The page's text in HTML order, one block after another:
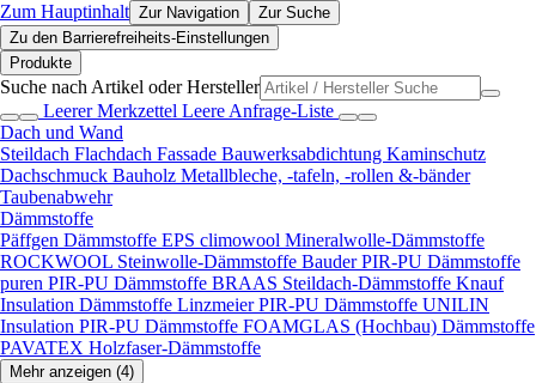
Zum Hauptinhalt Zur Navigation
Zur Suche
Zu den Barrierefreiheits-Einstellungen
Produkte
Suche nach Artikel oder Hersteller
Leerer Merkzettel Leere Anfrage-Liste
Dach und Wand
Steildach Flachdach Fassade Bauwerksabdichtung Kaminschutz
Dachschmuck Bauholz Metallbleche, -tafeln, -rollen &-bänder
Taubenabwehr
Dämmstoffe
Päffgen Dämmstoffe EPS climowool Mineralwolle-Dämmstoffe
ROCKWOOL Steinwolle-Dämmstoffe Bauder PIR-PU Dämmstoffe
puren PIR-PU Dämmstoffe BRAAS Steildach-Dämmstoffe Knauf
Insulation Dämmstoffe Linzmeier PIR-PU Dämmstoffe UNILIN
Insulation PIR-PU Dämmstoffe FOAMGLAS (Hochbau) Dämmstoffe
PAVATEX Holzfaser-Dämmstoffe
Mehr anzeigen (4)